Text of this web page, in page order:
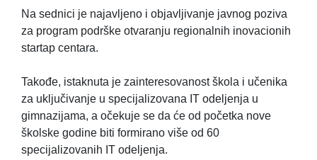
Na sednici je najavljeno i objavljivanje javnog poziva
za program podrške otvaranju regionalnih inovacionih
startap centara.
Takođe, istaknuta je zainteresovanost škola i učenika
za uključivanje u specijalizovana IT odeljenja u
gimnazijama, a očekuje se da će od početka nove
školske godine biti formirano više od 60
specijalizovanih IT odeljenja.